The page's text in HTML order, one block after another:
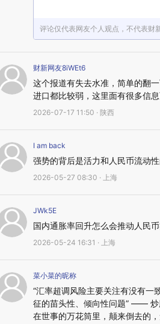
评论仅代表网友个人观点，不代表财
财新网友8iWEt6
这个报道有失去水准，简单的翻
进口都比较弱，这里面有很多信息
2026-07-17 11:50 · 陕西
I am back
强势的背后是活力和人民币流动
2026-05-27 08:30 · 上海
JWk5E
国内通胀率回升怎么会推动人民
2026-05-24 16:31 · 上海
菜小菜的昵称
“汇率超调风险主要关注有没有一
征的苗头性、倾向性问题” —— 炒
在世事的万花筒里，颠来倒去的